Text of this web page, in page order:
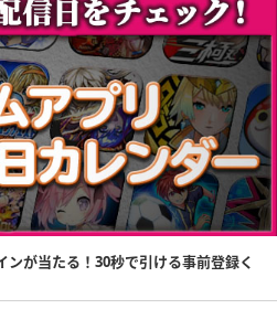
が当たる！30秒で引ける事前登録く